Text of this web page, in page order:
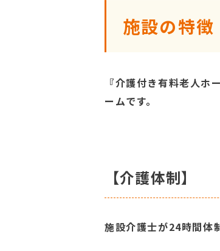
施設の特徴
『介護付き有料老人
ームです。
【介護体制】
施設介護士が24時間体